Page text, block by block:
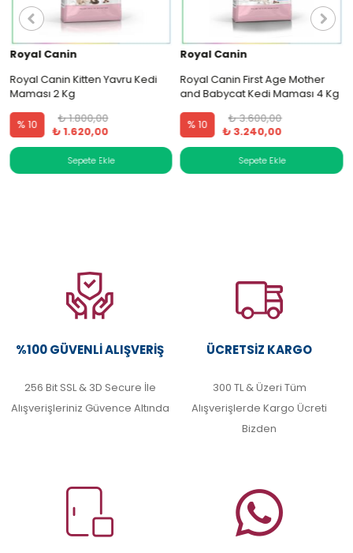
Royal Canin
Royal Canin Kitten Yavru Kedi
Maması 2 Kg
% 10
₺ 1.800,00
₺ 1.620,00
Royal Canin
Royal Canin First Age Mother
and Babycat Kedi Maması 4 Kg
% 10
₺ 3.600,00
₺ 3.240,00
%100 GÜVENLI ALIŞVERIŞ
256 Bit SSL & 3D Secure İle
Alışverişleriniz Güvence Altında
ÜCRETSIZ KARGO
300 TL & Üzeri Tüm
Alışverişlerde Kargo Ücreti
Bizden